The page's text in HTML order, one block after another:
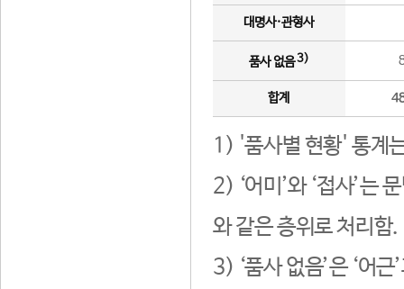
대명사·관형사
품사 없음3)
합계
1) '품사별 현황' 통계
2) ‘어미’와 ‘접사’는
와 같은 층위로 처리함.
3) ‘품사 없음’은 ‘어